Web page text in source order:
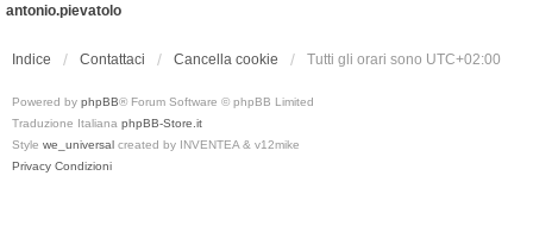
antonio.pievatolo
Indice Contattaci Cancella cookie Tutti gli orari sono UTC+02:00
Powered by phpBB® Forum Software © phpBB Limited
Traduzione Italiana phpBB-Store.it
Style we_universal created by INVENTEA & v12mike
Privacy Condizioni